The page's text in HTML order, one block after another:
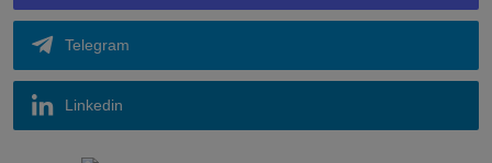
Telegram
Linkedin